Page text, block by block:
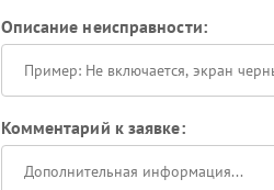
Описание неисправности:
Комментарий к заявке: